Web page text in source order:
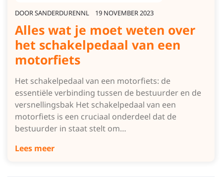
DOORSANDERDURENNL 19 NOVEMBER 2023
Alles wat je moet weten over
het schakelpedaal van een
motorfiets
Het schakelpedaal van een motorfiets: de
essentiële verbinding tussen de bestuurder en de
versnellingsbak Het schakelpedaal van een
motorfiets is een cruciaal onderdeel dat de
bestuurder in staat stelt om…
Lees meer